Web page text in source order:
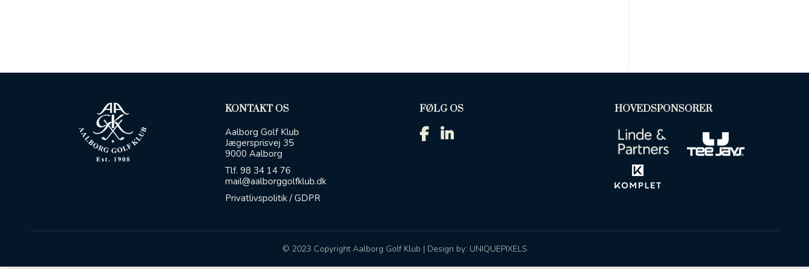
KONTAKT OS
Aalborg Golf Klub
Jægersprisvej 35
9000 Aalborg
Tlf. 98 34 14 76
mail@aalborggolfklub.dk
Privatlivspolitik / GDPR
FØLG OS HOVEDSPONSORER
© 2023 Copyright Aalborg Golf Klub | Design by: UNIQUEPIXELS